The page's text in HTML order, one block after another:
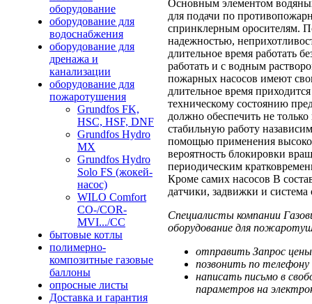
оборудование
оборудование для
водоснабжения
оборудование для
дренажа и
канализации
оборудование для
пожаротушения
Grundfos FK,
HSC, HSF, DNF
Grundfos Hydro
MX
Grundfos Hydro
Solo FS (жокей-
насос)
WILO Comfort
CO-/COR-
MVI.../CC
бытовые котлы
полимерно-
композитные газовые
баллоны
опросные листы
Доставка и гарантия
Основным элементом
для подачи по
спринклерным оросителям.
надежностью,
длительное время работать
работать и с водным
пожарных насосов имеют
длительное время
техническому состоянию
должно обеспечить не
стабильную работу
помощью применения
вероятность блокировки
периодическим
Кроме самих насосов В
датчики, задвижки и система
Специалисты компании
оборудование для
отправить Запрос цены
позвонить по
написать письмо в
параметров на